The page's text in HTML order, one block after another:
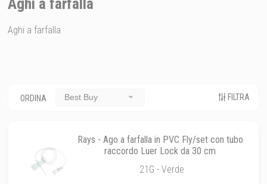
Aghi a farfalla
ORDINA Best Buy FILTRA
Rays - Ago a farfalla in PVC Fly/set con tubo
raccordo Luer Lock da 30 cm
21G - Verde